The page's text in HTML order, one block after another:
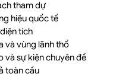
tham dự
hiệu quốc tế
tích
và vùng lãnh thổ
và sự kiện chuyên đề
toàn cầu